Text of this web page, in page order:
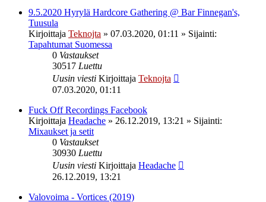
9.5.2020 Hyrylä Hardcore Gathering @ Bar Finnegan's,
Tuusula
Kirjoittaja Teknojta » 07.03.2020, 01:11 » Sijainti:
Tapahtumat Suomessa
0 Vastaukset
30517 Luettu
Uusin viesti Kirjoittaja Teknojta
07.03.2020, 01:11
Fuck Off Recordings Facebook
Kirjoittaja Headache » 26.12.2019, 13:21 » Sijainti:
Mixaukset ja setit
0 Vastaukset
30930 Luettu
Uusin viesti Kirjoittaja Headache
26.12.2019, 13:21
Valovoima - Vortices (2019)